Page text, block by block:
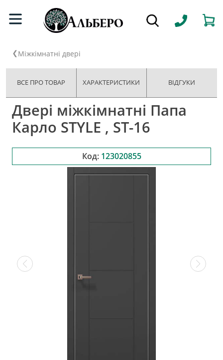
Міжкімнатні двері
ВСЕ ПРО ТОВАР ХАРАКТЕРИСТИКИ ВІДГУКИ
Двері міжкімнатні Папа
Карло STYLE , ST-16
Код: 123020855